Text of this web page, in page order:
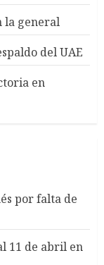
la general
del UAE
en
por falta de
11 de abril en